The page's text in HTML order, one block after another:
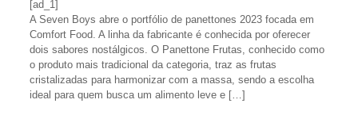
[ad_1]
A Seven Boys abre o portfólio de panettones 2023 focada em
Comfort Food. A linha da fabricante é conhecida por oferecer
dois sabores nostálgicos. O Panettone Frutas, conhecido como
o produto mais tradicional da categoria, traz as frutas
cristalizadas para harmonizar com a massa, sendo a escolha
ideal para quem busca um alimento leve e […]